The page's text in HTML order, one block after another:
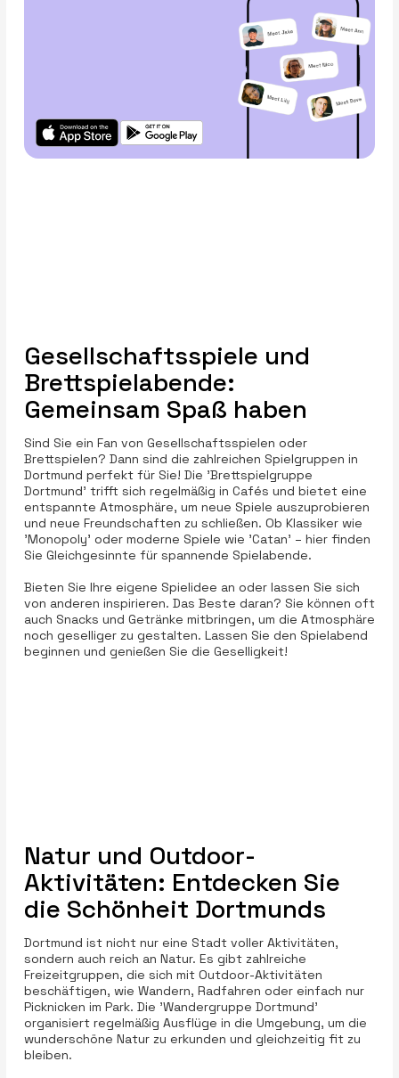
Gesellschaftsspiele und
Brettspielabende:
Gemeinsam Spaß haben
Sind Sie ein Fan von Gesellschaftsspielen oder
Brettspielen? Dann sind die zahlreichen Spielgruppen in
Dortmund perfekt für Sie! Die 'Brettspielgruppe
Dortmund' trifft sich regelmäßig in Cafés und bietet eine
entspannte Atmosphäre, um neue Spiele auszuprobieren
und neue Freundschaften zu schließen. Ob Klassiker wie
'Monopoly' oder moderne Spiele wie 'Catan' – hier finden
Sie Gleichgesinnte für spannende Spielabende.
Bieten Sie Ihre eigene Spielidee an oder lassen Sie sich
von anderen inspirieren. Das Beste daran? Sie können oft
auch Snacks und Getränke mitbringen, um die Atmosphäre
noch geselliger zu gestalten. Lassen Sie den Spielabend
beginnen und genießen Sie die Geselligkeit!
Natur und Outdoor-
Aktivitäten: Entdecken Sie
die Schönheit Dortmunds
Dortmund ist nicht nur eine Stadt voller Aktivitäten,
sondern auch reich an Natur. Es gibt zahlreiche
Freizeitgruppen, die sich mit Outdoor-Aktivitäten
beschäftigen, wie Wandern, Radfahren oder einfach nur
Picknicken im Park. Die 'Wandergruppe Dortmund'
organisiert regelmäßig Ausflüge in die Umgebung, um die
wunderschöne Natur zu erkunden und gleichzeitig fit zu
bleiben.